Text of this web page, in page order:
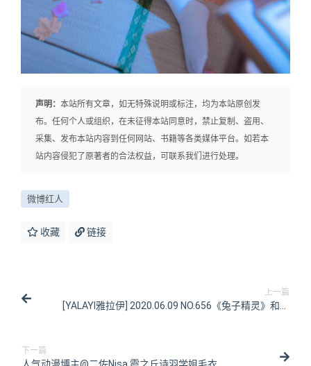
声明： 本站所有文章，如无特殊说明或标注，均为本站原创发
布。任何个人或组织，在未征得本站同意时，禁止复制、盗用、
采集、发布本站内容到任何网站、书籍等各类媒体平台。如若本
站内容侵犯了原著者的合法权益，可联系我们进行处理。
微博红人
收藏 链接
上一篇
[YALAYI雅拉伊] 2020.06.09 NO.656《兔子精灵》和风
下一篇